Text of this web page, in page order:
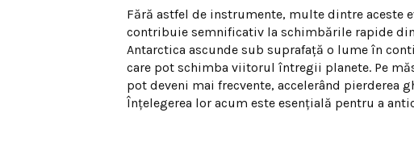
Fără astfel de instrumente, multe dintre aceste
contribuie semnificativ la schimbările rapide
Antarctica ascunde sub suprafață o lume în
care pot schimba viitorul întregii planete. Pe
pot deveni mai frecvente, accelerând
Înțelegerea lor acum este esențială pentru a